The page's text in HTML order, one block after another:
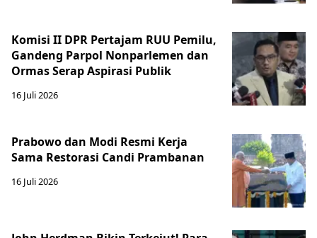
Komisi II DPR Pertajam RUU Pemilu,
Gandeng Parpol Nonparlemen dan
Ormas Serap Aspirasi Publik
16 Juli 2026
Prabowo dan Modi Resmi Kerja
Sama Restorasi Candi Prambanan
16 Juli 2026